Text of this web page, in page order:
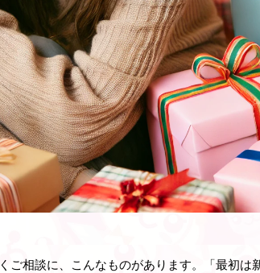
ご相談に、こんなものがあります。「最初は